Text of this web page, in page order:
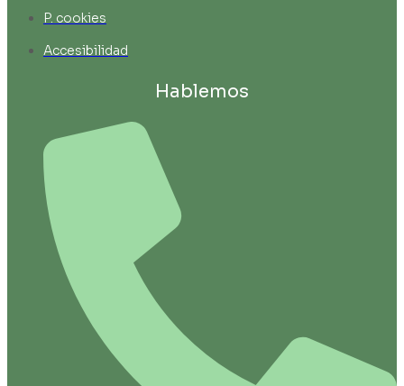
P. cookies
Accesibilidad
Hablemos